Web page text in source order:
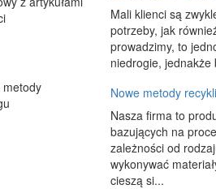
Mali klienci są
potrzeby, jak
prowadzimy, to
niedrogie,
Nowe metody
Nasza firma to
bazujących na
zależności od
wykonywać
cieszą si...